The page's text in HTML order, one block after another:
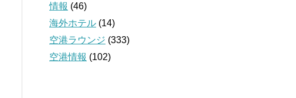
情報 (46)
海外ホテル (14)
空港ラウンジ (333)
空港情報 (102)